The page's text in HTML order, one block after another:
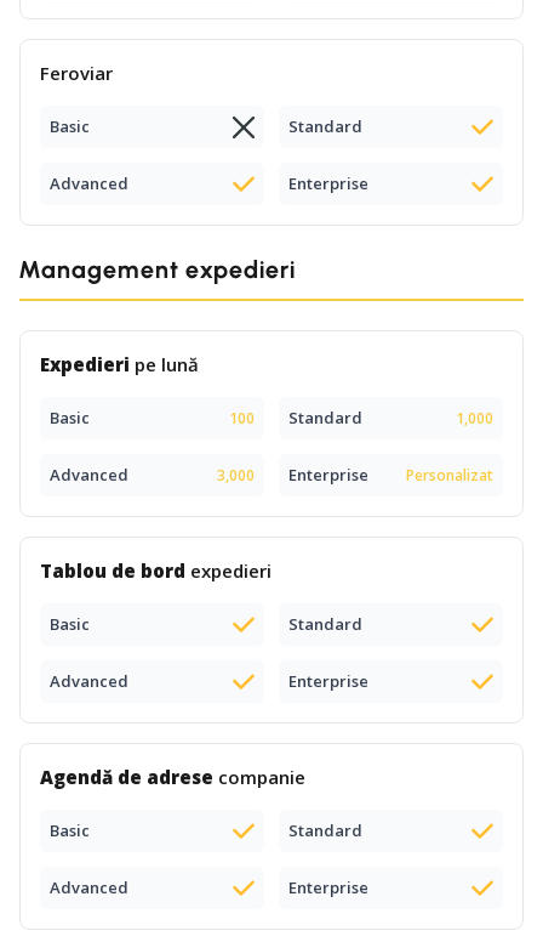
Feroviar
Basic Standard
Advanced Enterprise
Management expedieri
Expedieri pe lună
Basic 100 Standard 1,000
Advanced 3,000 Enterprise Personalizat
Tablou de bord expedieri
Basic Standard
Advanced Enterprise
Agendă de adrese companie
Basic Standard
Advanced Enterprise